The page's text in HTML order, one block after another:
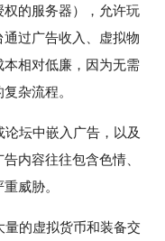
的服务器），允许玩
过广告收入、虚拟物
相对低廉，因为无需
杂流程。
坛中嵌入广告，以及
内容往往包含色情、
威胁。
的虚拟货币和装备交